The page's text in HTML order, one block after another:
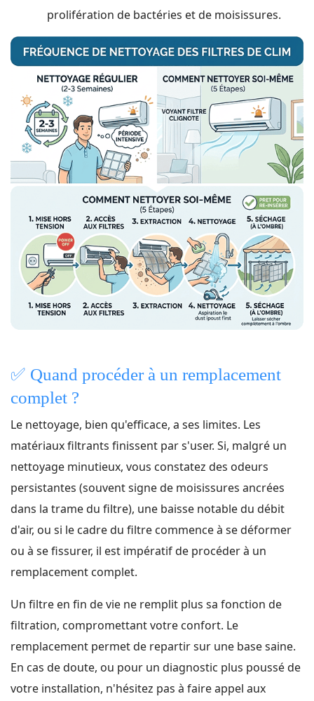
prolifération de bactéries et de moisissures.
✅️ Quand procéder à un remplacement
complet ?
Le nettoyage, bien qu'efficace, a ses limites. Les
matériaux filtrants finissent par s'user. Si, malgré un
nettoyage minutieux, vous constatez des odeurs
persistantes (souvent signe de moisissures ancrées
dans la trame du filtre), une baisse notable du débit
d'air, ou si le cadre du filtre commence à se déformer
ou à se fissurer, il est impératif de procéder à un
remplacement complet.
Un filtre en fin de vie ne remplit plus sa fonction de
filtration, compromettant votre confort. Le
remplacement permet de repartir sur une base saine.
En cas de doute, ou pour un diagnostic plus poussé de
votre installation, n'hésitez pas à faire appel aux